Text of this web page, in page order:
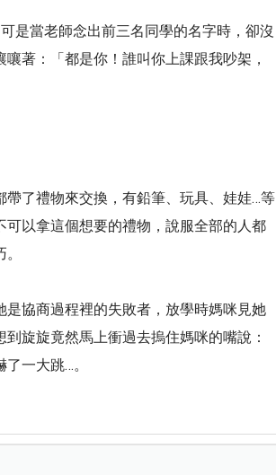
是當老師念出前三名同學的名字時，卻沒
著：「都是你！誰叫你上課跟我吵架，
了禮物來交換，有鉛筆、玩具、娃娃…等
以拿這個想要的禮物，說服全部的人都
協商過程裡的失敗者，放學時媽咪見她
旋旋竟然馬上衝過去摀住媽咪的嘴說：
一大跳…。